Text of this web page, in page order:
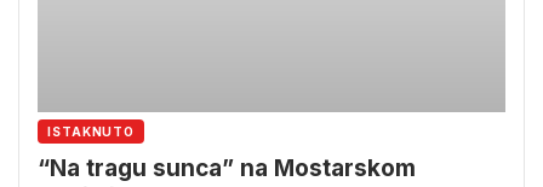
ISTAKNUTO
“Na tragu sunca” na Mostarskom